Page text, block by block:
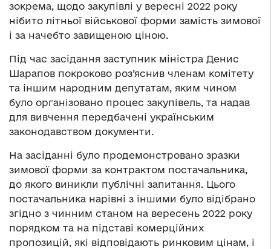
зокрема, щодо закупівлі у вересні 2022 року
нібито літньої військової форми замість зимової
і за начебто завищеною ціною.
Під час засідання заступник міністра Денис
Шарапов покроково роз’яснив членам комітету
та іншим народним депутатам, яким чином
було організовано процес закупівель, та надав
для вивчення передбачені українським
законодавством документи.
На засіданні було продемонстровано зразки
зимової форми за контрактом постачальника,
до якого виникли публічні запитання. Цього
постачальника нарівні з іншими було відібрано
згідно з чинним станом на вересень 2022 року
порядком та на підставі комерційних
пропозицій, які відповідають ринковим цінам, і